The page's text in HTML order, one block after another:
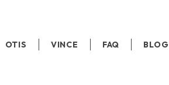
OTIS VINCE FAQ BLOG